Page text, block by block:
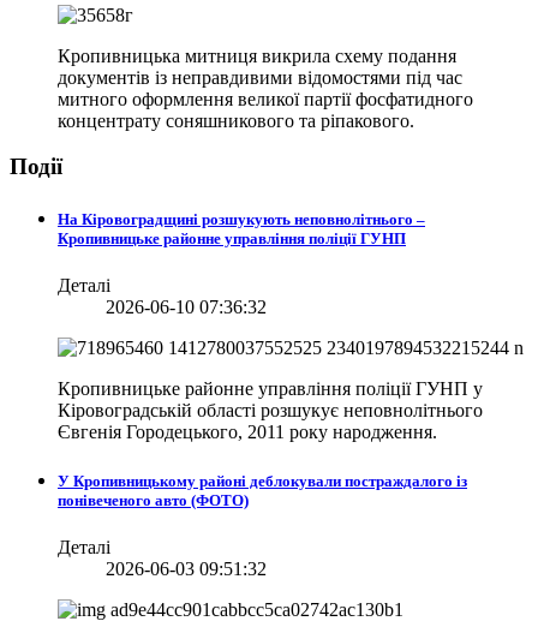
Кропивницька митниця викрила схему подання
документів із неправдивими відомостями під час
митного оформлення великої партії фосфатидного
концентрату соняшникового та ріпакового.
Події
На Кіровоградщині розшукують неповнолітнього –
Кропивницьке районне управління поліції ГУНП
Деталі
2026-06-10 07:36:32
Кропивницьке районне управління поліції ГУНП у
Кіровоградській області розшукує неповнолітнього
Євгенія Городецького, 2011 року народження.
У Кропивницькому районі деблокували постраждалого із
понівеченого авто (ФОТО)
Деталі
2026-06-03 09:51:32